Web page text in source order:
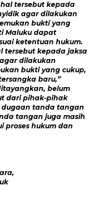
tersebut kepada
agar dilakukan
bukti yang
Maluku dapat
ketentuan hukum.
tersebut kepada jaksa
dilakukan
bukti yang cukup,
baru,”
belum
dari pihak-pihak
tanda tangan
tangan juga masih
proses hukum dan